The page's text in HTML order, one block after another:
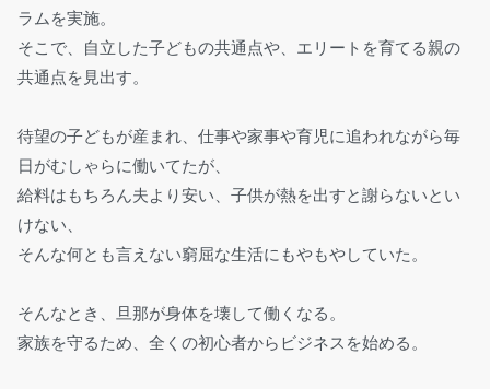
ラムを実施。
そこで、自立した子どもの共通点や、エリートを育てる親の
共通点を見出す。
待望の子どもが産まれ、仕事や家事や育児に追われながら毎
日がむしゃらに働いてたが、
給料はもちろん夫より安い、子供が熱を出すと謝らないとい
けない、
そんな何とも言えない窮屈な生活にもやもやしていた。
そんなとき、旦那が身体を壊して働くなる。
家族を守るため、全くの初心者からビジネスを始める。